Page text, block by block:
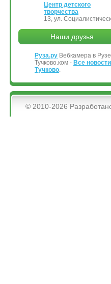
Центр детского
творчества
13, ул.
Наши друзья
Руза.ру Вебкамера в Рузе
Тучково.ком - Все
Тучково.
&bsps;
© 2010-2026